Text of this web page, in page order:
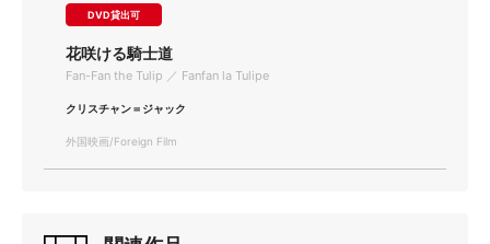
DVD貸出可
花咲ける騎士道
Fan-Fan the Tulip ／ Fanfan la Tulipe
クリスチャン＝ジャック
外国映画/Foreign Film